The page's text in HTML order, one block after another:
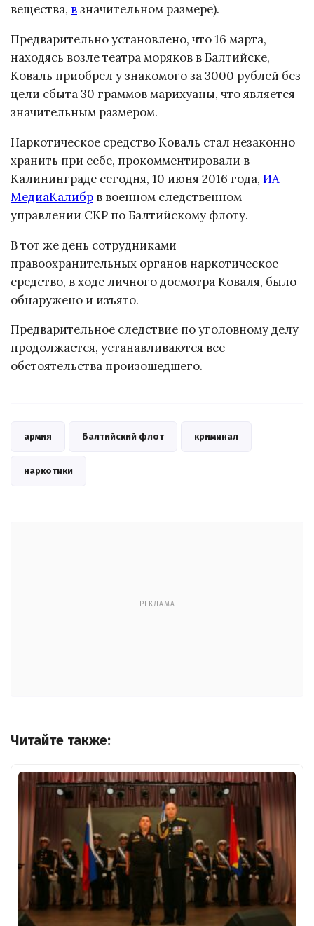
вещества, взначительном размере).
Предварительно установлено, что 16 марта,
находясь возле театра моряков в Балтийске,
Коваль приобрел у знакомого за 3000 рублей без
цели сбыта 30 граммов марихуаны, что является
значительным размером.
Наркотическое средство Коваль стал незаконно
хранить при себе, прокомментировали в
Калининграде сегодня, 10 июня 2016 года, ИА
МедиаКалибр в военном следственном
управлении СКР по Балтийскому флоту.
В тот же день сотрудниками
правоохранительных органов наркотическое
средство, в ходе личного досмотра Коваля, было
обнаружено и изъято.
Предварительное следствие по уголовному делу
продолжается, устанавливаются все
обстоятельства произошедшего.
армия Балтийский флот криминал
наркотики
РЕКЛАМА
Читайте также: